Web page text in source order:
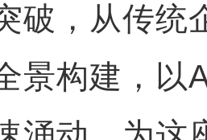
破，从传统
景构建，以